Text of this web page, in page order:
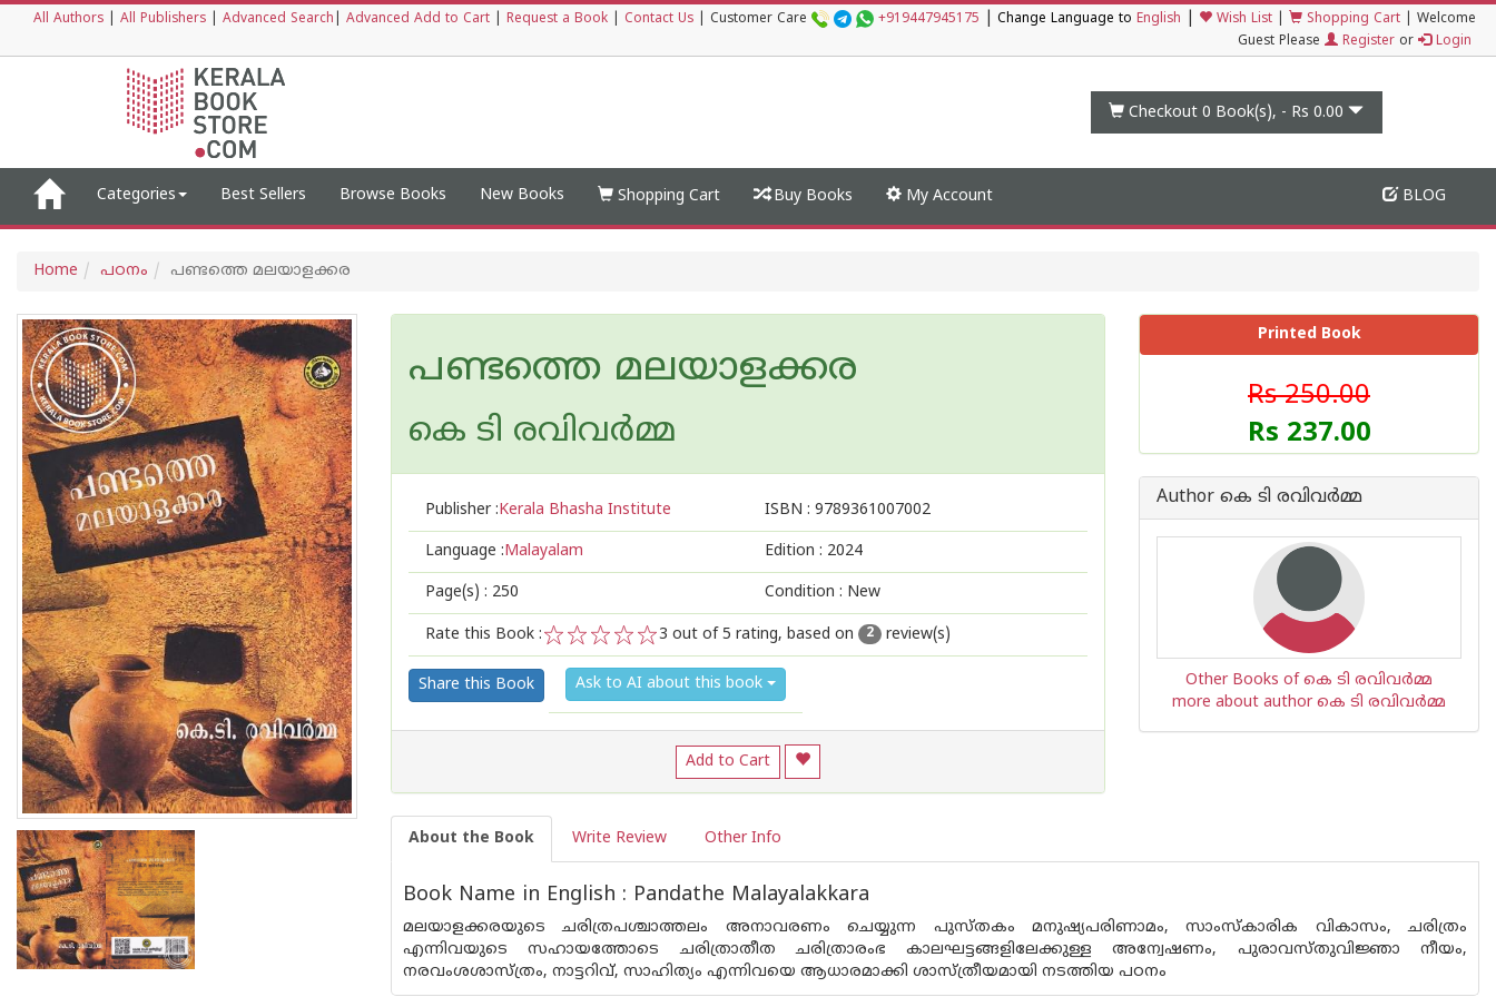
All Authors All Publishers Advanced Search Advanced Add to Cart Request a Book Contact Us Customer Care +919447945175 Change Language to English Wish List Shopping Cart
Welcome
Guest Please
Register or Login
Checkout 0 Book(s), - Rs 0.00
Categories Best Sellers Browse Books New Books Shopping Cart Buy Books My Account BLOG
Home പഠനം പണ്ടത്തെ മലയാളക്കര
പണ്ടത്തെ മലയാളക്കര
കെ ടി രവിവര്‍മ്മ
Publisher :Kerala Bhasha Institute ISBN : 9789361007002
Language :Malayalam Edition : 2024
Page(s) : 250 Condition : New
Rate this Book :
5
4
3
2
1
3 out of 5 rating, based on 2 review(s)
Share this Book Ask to AI about this book
Add to Cart
Printed Book
Rs 250.00
Rs 237.00
Author കെ ടി രവിവര്‍മ്മ
Other Books of കെ ടി രവിവര്‍മ്മ
more about author കെ ടി രവിവര്‍മ്മ
About the Book Write Review Other Info
Book Name in English : Pandathe Malayalakkara
മലയാളക്കരയുടെ ചരിത്രപശ്ചാത്തലം അനാവരണം ചെയ്യുന്ന പുസ്തകം മനുഷ്യപരിണാമം, സാംസ്കാരിക വികാസം, ചരിത്രം
എന്നിവയുടെ സഹായത്തോടെ ചരിത്രാതീത ചരിത്രാരംഭ കാലഘട്ടങ്ങളിലേക്കുള്ള അന്വേഷണം, പുരാവസ്തുവിജ്ഞാ നീയം,
നരവംശശാസ്ത്രം, നാട്ടറിവ്, സാഹിത്യം എന്നിവയെ ആധാരമാക്കി ശാസ്ത്രീയമായി നടത്തിയ പഠനം